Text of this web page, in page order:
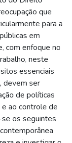
que
para a
em
com enfoque no
neste
essenciais
devem ser
de políticas
ao controle de
os seguintes